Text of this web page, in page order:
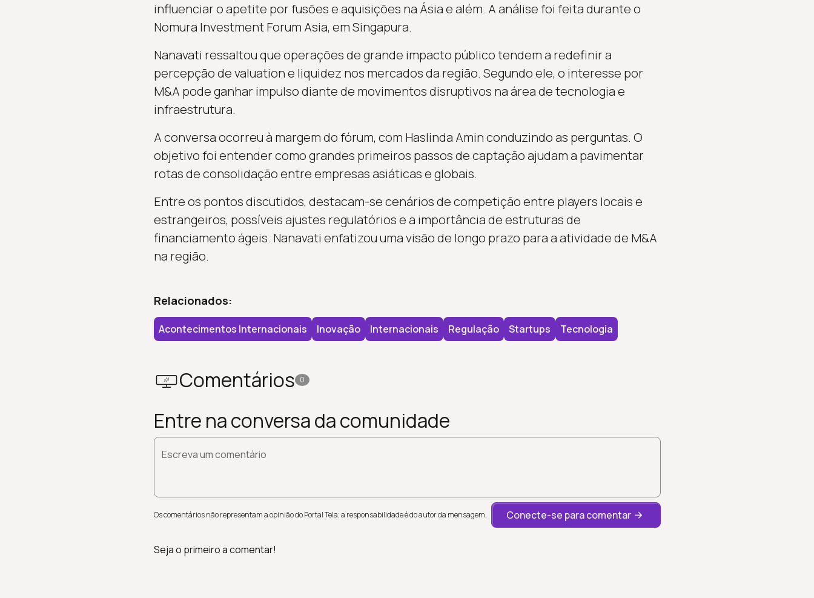
influenciar o apetite por fusões e aquisições na Ásia e além. A análise foi feita durante o
Nomura Investment Forum Asia, em Singapura.
Nanavati ressaltou que operações de grande impacto público tendem a redefinir a
percepção de valuation e liquidez nos mercados da região. Segundo ele, o interesse por
M&A pode ganhar impulso diante de movimentos disruptivos na área de tecnologia e
infraestrutura.
A conversa ocorreu à margem do fórum, com Haslinda Amin conduzindo as perguntas. O
objetivo foi entender como grandes primeiros passos de captação ajudam a pavimentar
rotas de consolidação entre empresas asiáticas e globais.
Entre os pontos discutidos, destacam-se cenários de competição entre players locais e
estrangeiros, possíveis ajustes regulatórios e a importância de estruturas de
financiamento ágeis. Nanavati enfatizou uma visão de longo prazo para a atividade de M&A
na região.
Relacionados:
Acontecimentos Internacionais Inovação Internacionais Regulação Startups Tecnologia
Comentários 0
Entre na conversa da comunidade
Escreva um comentário
Os comentários não representam a opinião do Portal Tela; a responsabilidade é do autor da mensagem. Conecte-se para comentar
Seja o primeiro a comentar!